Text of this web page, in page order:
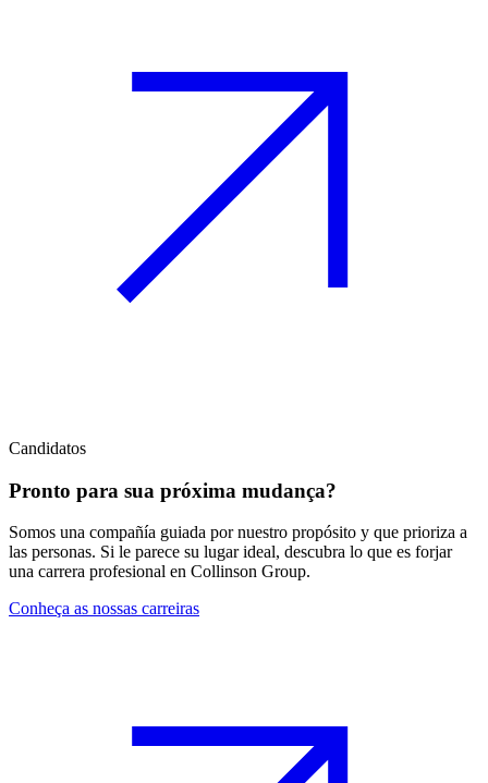
Candidatos
Pronto para sua próxima mudança?
Somos una compañía guiada por nuestro propósito y que prioriza a
las personas. Si le parece su lugar ideal, descubra lo que es forjar
una carrera profesional en Collinson Group.
Conheça as nossas carreiras